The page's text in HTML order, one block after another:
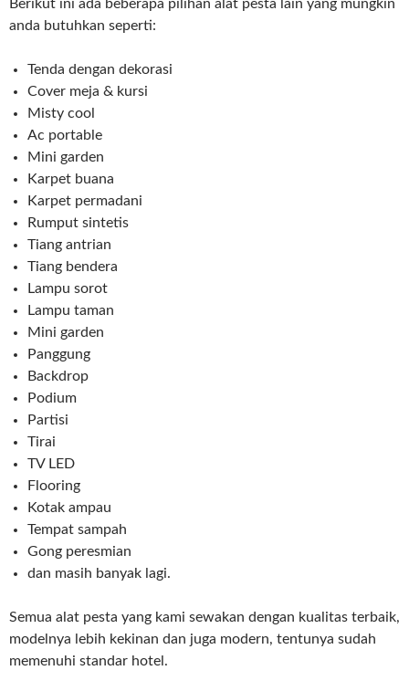
Berikut ini ada beberapa pilihan alat pesta lain yang mungkin
anda butuhkan seperti:
Tenda dengan dekorasi
Cover meja & kursi
Misty cool
Ac portable
Mini garden
Karpet buana
Karpet permadani
Rumput sintetis
Tiang antrian
Tiang bendera
Lampu sorot
Lampu taman
Mini garden
Panggung
Backdrop
Podium
Partisi
Tirai
TV LED
Flooring
Kotak ampau
Tempat sampah
Gong peresmian
dan masih banyak lagi.
Semua alat pesta yang kami sewakan dengan kualitas terbaik,
modelnya lebih kekinan dan juga modern, tentunya sudah
memenuhi standar hotel.